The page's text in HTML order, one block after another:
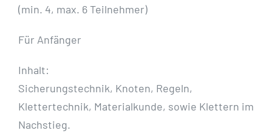
(min. 4, max. 6 Teilnehmer)
Für Anfänger
Inhalt:
Sicherungstechnik, Knoten, Regeln,
Klettertechnik, Materialkunde, sowie Klettern im
Nachstieg.